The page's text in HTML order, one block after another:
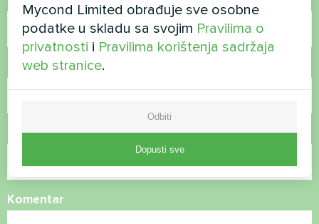
Broj telefona
E-pošta
Komentar
Mycond Limited obrađuje sve osobne
podatke u skladu sa svojim Pravilima o
privatnosti i Pravilima korištenja sadržaja
web stranice.
Odbiti
Dopusti sve